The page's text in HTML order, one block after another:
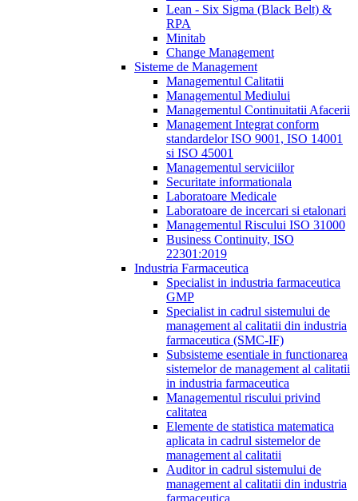
Lean - Six Sigma (Black Belt) &
RPA
Minitab
Change Management
Sisteme de Management
Managementul Calitatii
Managementul Mediului
Managementul Continuitatii Afacerii
Management Integrat conform
standardelor ISO 9001, ISO 14001
si ISO 45001
Managementul serviciilor
Securitate informationala
Laboratoare Medicale
Laboratoare de incercari si etalonari
Managementul Riscului ISO 31000
Business Continuity, ISO
22301:2019
Industria Farmaceutica
Specialist in industria farmaceutica
GMP
Specialist in cadrul sistemului de
management al calitatii din industria
farmaceutica (SMC-IF)
Subsisteme esentiale in functionarea
sistemelor de management al calitatii
in industria farmaceutica
Managementul riscului privind
calitatea
Elemente de statistica matematica
aplicata in cadrul sistemelor de
management al calitatii
Auditor in cadrul sistemului de
management al calitatii din industria
farmaceutica